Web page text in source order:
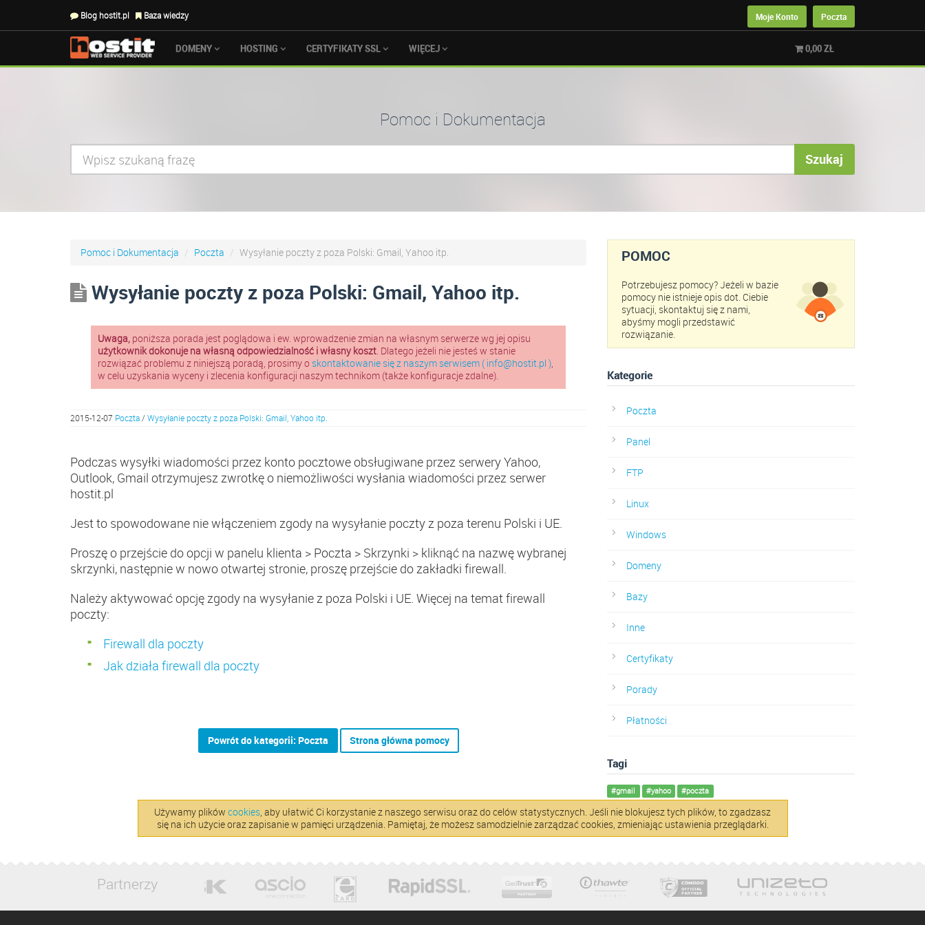
Blog hostit.pl Baza wiedzy Moje Konto Poczta
DOMENY HOSTING CERTYFIKATY SSL WIĘCEJ 0,00ZŁ
Pomoc i Dokumentacja
Szukaj
Pomoc i Dokumentacja Poczta Wysyłanie poczty z poza Polski: Gmail, Yahoo itp.
Wysyłanie poczty z poza Polski: Gmail, Yahoo itp.
Uwaga, poniższa porada jest poglądowa i ew. wprowadzenie zmian na własnym serwerze wg jej opisu
użytkownik dokonuje na własną odpowiedzialność i własny koszt. Dlatego jeżeli nie jesteś w stanie
rozwiązać problemu z niniejszą poradą, prosimy o skontaktowanie się z naszym serwisem ( info@hostit.pl ),
w celu uzyskania wyceny i zlecenia konfiguracji naszym technikom (także konfiguracje zdalne).
2015-12-07 Poczta/Wysyłanie poczty z poza Polski: Gmail, Yahoo itp.
Podczas wysyłki wiadomości przez konto pocztowe obsługiwane przez serwery Yahoo,
Outlook, Gmail otrzymujesz zwrotkę o niemożliwości wysłania wiadomości przez serwer
hostit.pl
Jest to spowodowane nie włączeniem zgody na wysyłanie poczty z poza terenu Polski i UE.
Proszę o przejście do opcji w panelu klienta > Poczta > Skrzynki > kliknąć na nazwę wybranej
skrzynki, następnie w nowo otwartej stronie, proszę przejście do zakładki firewall.
Należy aktywować opcję zgody na wysyłanie z poza Polski i UE. Więcej na temat firewall
poczty:
Firewall dla poczty
Jak działa firewall dla poczty
Powrót do kategorii: Poczta Strona główna pomocy
POMOC
Potrzebujesz pomocy? Jeżeli w bazie
pomocy nie istnieje opis dot. Ciebie
sytuacji, skontaktuj się z nami,
abyśmy mogli przedstawić
rozwiązanie.
Kategorie
Poczta
Panel
FTP
Linux
Windows
Domeny
Bazy
Inne
Certyfikaty
Porady
Płatności
Tagi
#gmail #yahoo #poczta
Używamy plików cookies, aby ułatwić Ci korzystanie z naszego serwisu oraz do celów statystycznych. Jeśli nie blokujesz tych plików, to zgadzasz
się na ich użycie oraz zapisanie w pamięci urządzenia. Pamiętaj, że możesz samodzielnie zarządzać cookies, zmieniając ustawienia przeglądarki.
Partnerzy